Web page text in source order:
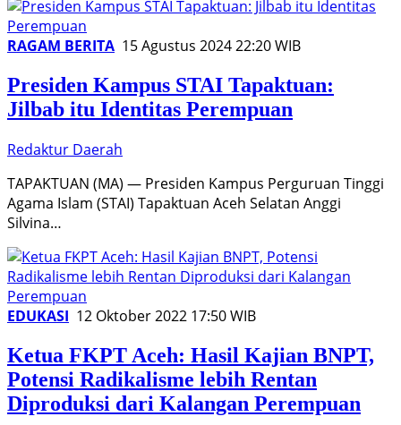
RAGAM BERITA 15 Agustus 2024 22:20 WIB
Presiden Kampus STAI Tapaktuan:
Jilbab itu Identitas Perempuan
Redaktur Daerah
TAPAKTUAN (MA) — Presiden Kampus Perguruan Tinggi
Agama Islam (STAI) Tapaktuan Aceh Selatan Anggi
Silvina…
EDUKASI 12 Oktober 2022 17:50 WIB
Ketua FKPT Aceh: Hasil Kajian BNPT,
Potensi Radikalisme lebih Rentan
Diproduksi dari Kalangan Perempuan